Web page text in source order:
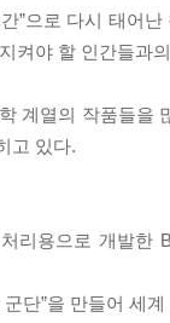
”으로 다시 태어
켜야 할 인간들과
계열의 작품들을
고 있다.
리용으로 개발
단”을 만들어 세